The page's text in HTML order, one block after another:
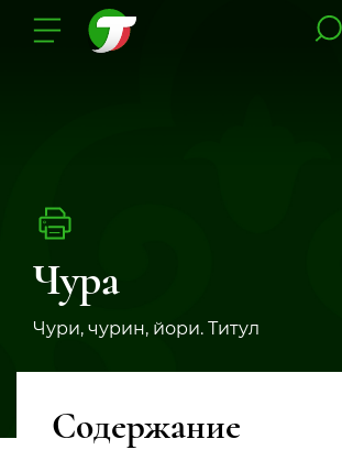
Чура
Чури, чурин, йори. Титул
Содержание